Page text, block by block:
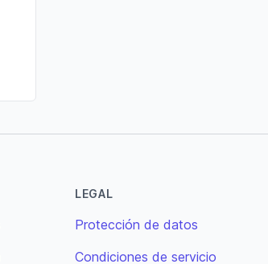
LEGAL
Protección de datos
Condiciones de servicio